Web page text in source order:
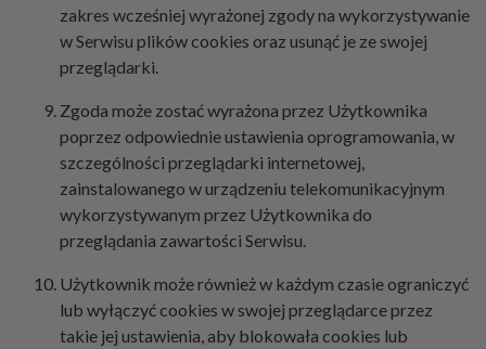
zakres wcześniej wyrażonej zgody na wykorzystywanie
w Serwisu plików cookies oraz usunąć je ze swojej
przeglądarki.
Zgoda może zostać wyrażona przez Użytkownika
poprzez odpowiednie ustawienia oprogramowania, w
szczególności przeglądarki internetowej,
zainstalowanego w urządzeniu telekomunikacyjnym
wykorzystywanym przez Użytkownika do
przeglądania zawartości Serwisu.
Użytkownik może również w każdym czasie ograniczyć
lub wyłączyć cookies w swojej przeglądarce przez
takie jej ustawienia, aby blokowała cookies lub